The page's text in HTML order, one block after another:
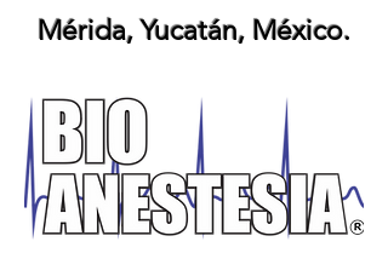
Mérida, Yucatán, México.